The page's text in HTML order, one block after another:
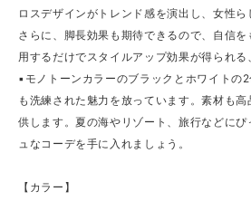
ロスデザインがトレンド感を演出し、女性ら
さらに、脚長効果も期待できるので、自信
用するだけでスタイルアップ効果が得られる
▪モノトーンカラーのブラックとホワイトの
も洗練された魅力を放っています。素材も
供します。夏の海やリゾート、旅行などに
ュなコーデを手に入れましょう。
【カラー】